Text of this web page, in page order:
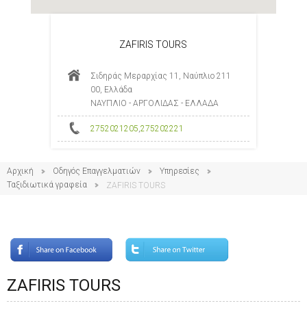
ZAFIRIS TOURS
Σιδηράς Μεραρχίας 11, Ναύπλιο 211
00, Ελλάδα
ΝΑΥΠΛΙΟ - ΑΡΓΟΛΙΔΑΣ - ΕΛΛΑΔΑ
2752021205,275202221
Αρχική Οδηγός Επαγγελματιών
Υπηρεσίες
Ταξιδιωτικά γραφεία
ZAFIRIS TOURS
ZAFIRIS TOURS